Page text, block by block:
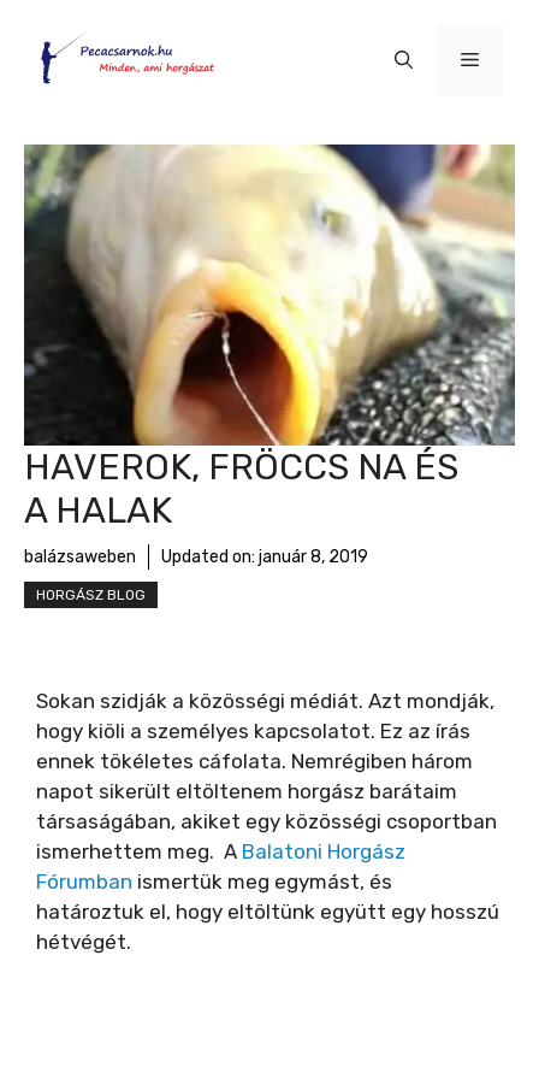
tartalomba
Menü
HAVEROK, FRÖCCS NA ÉS
A HALAK
balázsaweben Updated on: január 8, 2019
HORGÁSZ BLOG
Sokan szidják a közösségi médiát. Azt mondják,
hogy kiöli a személyes kapcsolatot. Ez az írás
ennek tökéletes cáfolata. Nemrégiben három
napot sikerült eltöltenem horgász barátaim
társaságában, akiket egy közösségi csoportban
ismerhettem meg. A Balatoni Horgász
Fórumban ismertük meg egymást, és
határoztuk el, hogy eltöltünk együtt egy hosszú
hétvégét.